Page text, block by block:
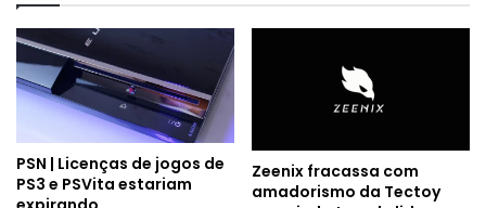
PSN | Licenças de jogos de
PS3 e PSVita estariam
Zeenix fracassa com
amadorismo da Tectoy